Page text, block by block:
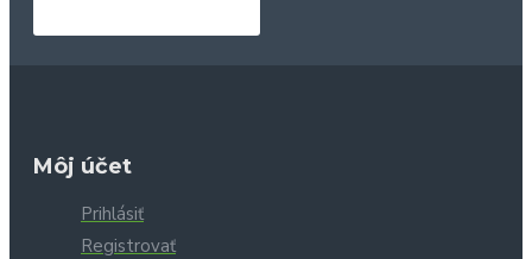
Môj účet
Prihlásiť
Registrovať